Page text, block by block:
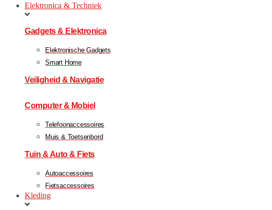
Elektronica & Techniek
Gadgets & Elektronica
Elektronische Gadgets
Smart Home
Veiligheid & Navigatie
Computer & Mobiel
Telefoonaccessoires
Muis & Toetsenbord
Tuin & Auto & Fiets
Autoaccessoires
Fietsaccessoires
Kleding